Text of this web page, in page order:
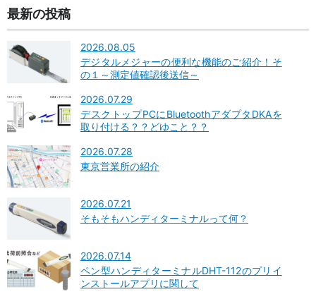
最新の投稿
2026.08.05
デジタルメジャーの便利な機能のご紹介！そ
の１～測定値確認後送信～
2026.07.29
デスクトップPCにBluetoothアダプタDKAを
取り付ける？？どゆこと？？
2026.07.28
東京営業所の紹介
2026.07.21
そもそもハンディターミナルって何？
2026.07.14
ペン型ハンディターミナルDHT-112のプリイ
ンストールアプリに関して